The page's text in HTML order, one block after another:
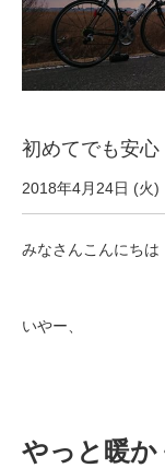
修理・メンテナ
eVita
初めてでも安心
2018年4月24日 (火)
みなさんこんにちは
いやー、
やっと暖か